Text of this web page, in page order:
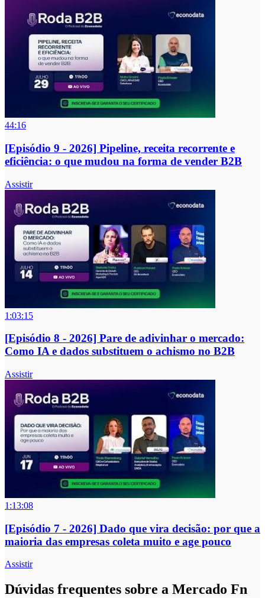
44:16
[Episódio 9 - 2026] Pipeline, receita recorrente e
eficiência: o que mudou na forma de vender B2B
Assistir
1:03:15
[Episódio 8 - 2026] Pare de adivinhar o mercado:
Como IA e dados substituem o achismo no B2B
Assistir
1:13:08
[Episódio 7 - 2026] Dado que vira decisão: por que a
maioria das empresas coleta muito e age pouco
Assistir
Dúvidas frequentes sobre a Mercado Fn